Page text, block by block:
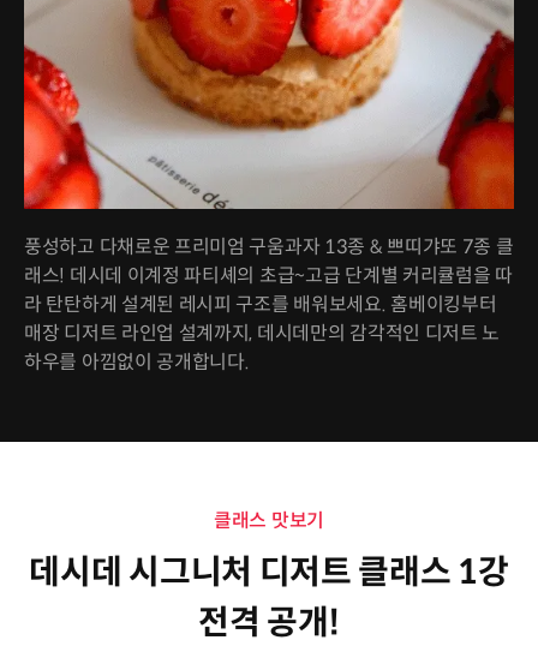
풍성하고 다채로운 프리미엄 구움과자 13종 & 쁘띠갸또 7종 클
래스! 데시데 이계정 파티셰의 초급~고급 단계별 커리큘럼을 따
라 탄탄하게 설계된 레시피 구조를 배워보세요. 홈베이킹부터
매장 디저트 라인업 설계까지, 데시데만의 감각적인 디저트 노
하우를 아낌없이 공개합니다.
클래스 맛보기
데시데 시그니처 디저트 클래스 1강
전격 공개!